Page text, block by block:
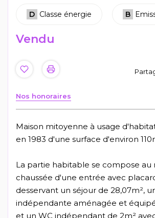
D Classe énergie B
Vendu
Nos honoraires
Maison mitoyenne à usage
en 1983 d'une surface d'environ
La partie habitable se compose au
chaussée d'une entrée avec
desservant un séjour de 28,07m²,
indépendante aménagée et
et un WC indépendant de 2m²